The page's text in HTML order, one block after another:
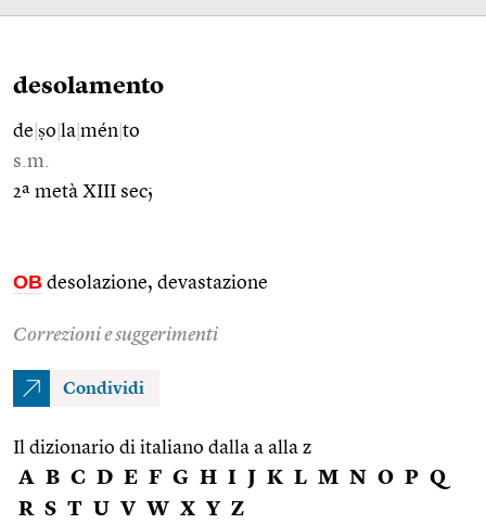
desolamento
de ṣo la mén to
s.m.
2ª metà XIII sec;
OB desolazione, devastazione
Correzioni e suggerimenti
Condividi
Il dizionario di italiano dalla a alla z
A B C D E F G H I J K L M N O P Q
R S T U V W X Y Z